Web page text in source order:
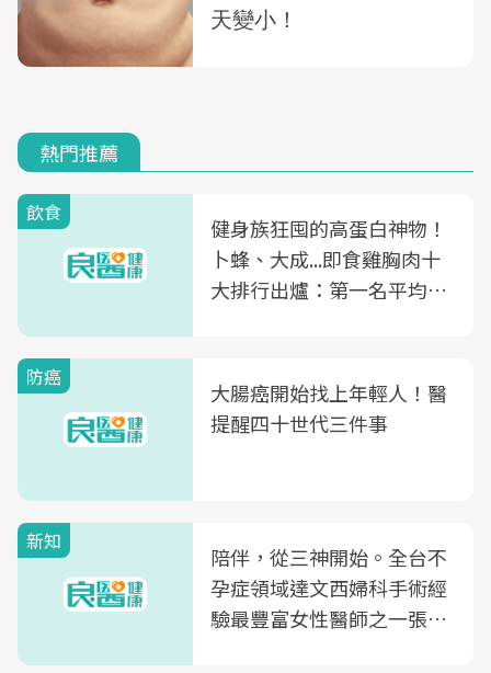
熱門推薦
飲食
健身族狂囤的高蛋白神物！
卜蜂、大成...即食雞胸肉十
大排行出爐：第一名平均一
防癌
大腸癌開始找上年輕人！醫
提醒四十世代三件事
新知
陪伴，從三神開始。全台不
孕症領域達文西婦科手術經
驗最豐富女性醫師之一張永